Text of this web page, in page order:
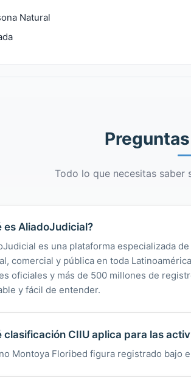
Natural
Todo lo que necesitas saber
es AliadoJudicial?
es una plataforma especializada
comercial y pública en toda
oficiales y más de 500 millones de
y fácil de entender.
clasificación CIIU aplica para las
Montoya Floribed figura registrado bajo